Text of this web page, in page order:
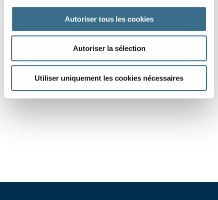
Autoriser tous les cookies
Autoriser la sélection
Utiliser uniquement les cookies nécessaires